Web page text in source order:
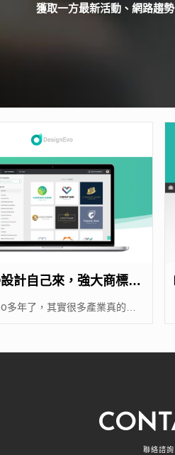
獲取一方最新活動、網路趨
計自己來，強大商標製
作工具-DesignEvo
多年了，其實很多產業真的都
聯絡諮詢